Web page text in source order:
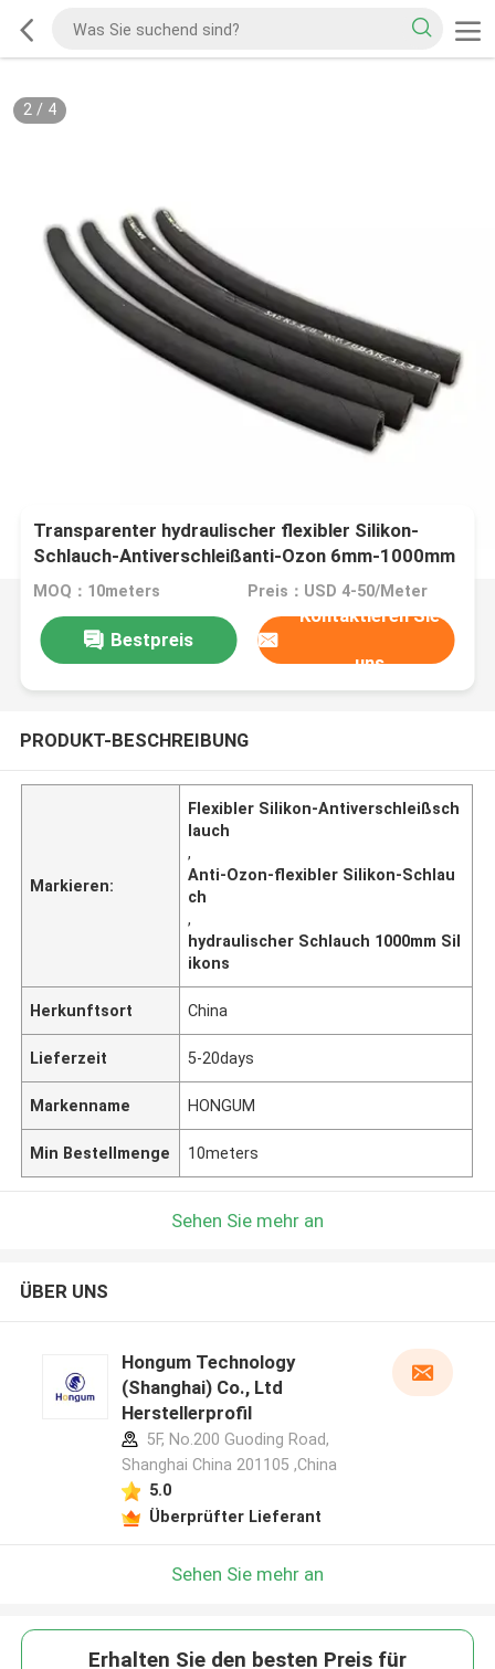
2/ 4
Transparenter hydraulischer flexibler Silikon-
Schlauch-Antiverschleißanti-Ozon 6mm-1000mm
MOQ：10meters Preis：USD 4-50/Meter
Bestpreis
Kontaktieren Sie
uns
PRODUKT-BESCHREIBUNG
Markieren:
Flexibler Silikon-Antiverschleißsch
lauch
,
Anti-Ozon-flexibler Silikon-Schlau
ch
,
hydraulischer Schlauch 1000mm Sil
ikons
Herkunftsort China
Lieferzeit 5-20days
Markenname HONGUM
Min Bestellmenge 10meters
Sehen Sie mehr an
ÜBER UNS
Hongum Technology
(Shanghai) Co., Ltd
Herstellerprofil
5F, No.200 Guoding Road,
Shanghai China 201105 ,China
5.0
Überprüfter Lieferant
Sehen Sie mehr an
Erhalten Sie den besten Preis für